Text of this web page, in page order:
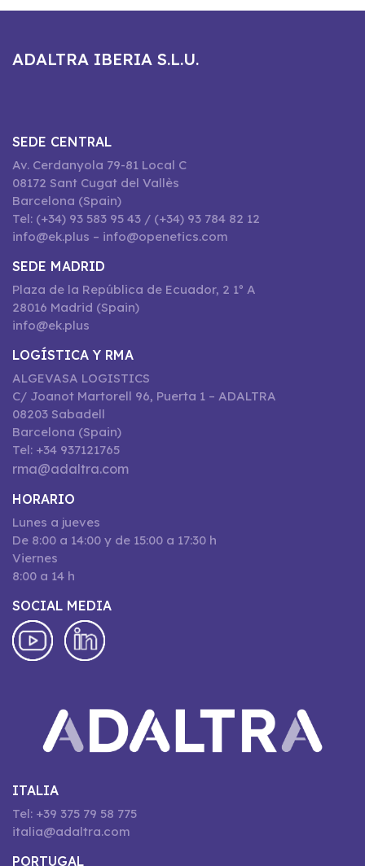
ADALTRA IBERIA S.L.U.
SEDE CENTRAL
Av. Cerdanyola 79-81 Local C
08172 Sant Cugat del Vallès
Barcelona (Spain)
Tel: (+34) 93 583 95 43 / (+34) 93 784 82 12
info@ek.plus – info@openetics.com
SEDE MADRID
Plaza de la República de Ecuador, 2 1º A
28016 Madrid (Spain)
info@ek.plus
LOGÍSTICA Y RMA
ALGEVASA LOGISTICS
C/ Joanot Martorell 96, Puerta 1 – ADALTRA
08203 Sabadell
Barcelona (Spain)
Tel: +34 937121765
rma@adaltra.com
HORARIO
Lunes a jueves
De 8:00 a 14:00 y de 15:00 a 17:30 h
Viernes
8:00 a 14 h
SOCIAL MEDIA
ITALIA
Tel: +39 375 79 58 775
italia@adaltra.com
PORTUGAL